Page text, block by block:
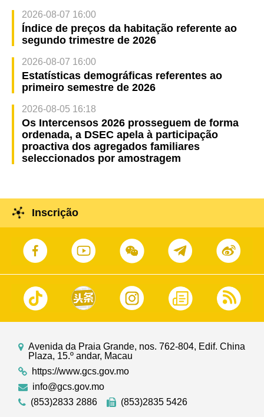
2026-08-07 16:00
Índice de preços da habitação referente ao
segundo trimestre de 2026
2026-08-07 16:00
Estatísticas demográficas referentes ao
primeiro semestre de 2026
2026-08-05 16:18
Os Intercensos 2026 prosseguem de forma
ordenada, a DSEC apela à participação
proactiva dos agregados familiares
seleccionados por amostragem
Inscrição
Avenida da Praia Grande, nos. 762-804, Edif. China
Plaza, 15.º andar, Macau
https://www.gcs.gov.mo
info@gcs.gov.mo
(853)2833 2886
(853)2835 5426